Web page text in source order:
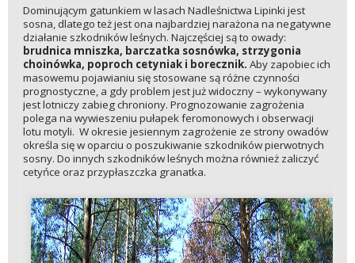
Dominującym gatunkiem w lasach Nadleśnictwa Lipinki jest
sosna, dlatego też jest ona najbardziej narażona na negatywne
działanie szkodników leśnych. Najczęściej są to owady:
brudnica mniszka, barczatka sosnówka, strzygonia
choinówka, poproch cetyniak i borecznik. Aby zapobiec ich
masowemu pojawianiu się stosowane są różne czynności
prognostyczne, a gdy problem jest już widoczny – wykonywany
jest lotniczy zabieg chroniony. Prognozowanie zagrożenia
polega na wywieszeniu pułapek feromonowych i obserwacji
lotu motyli. W okresie jesiennym zagrożenie ze strony owadów
określa się w oparciu o poszukiwanie szkodników pierwotnych
sosny. Do innych szkodników leśnych można również zaliczyć
cetyńce oraz przypłaszczka granatka.